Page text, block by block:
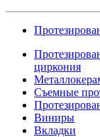
циркония
Съемные
Виниры
Вкладки